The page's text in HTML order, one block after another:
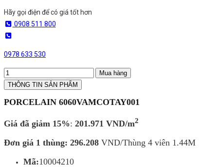
Hãy gọi điện để có giá tốt hơn
0908 511 800
0978 633 530
Mua hàng
THÔNG TIN SẢN PHẨM
PORCELAIN 6060VAMCOTAY001
Giá đã giảm 15%: 201.971 VND/m2
Đơn giá 1 thùng: 296.208 VND/Thùng 4 viên 1.44M
Mã:10004210